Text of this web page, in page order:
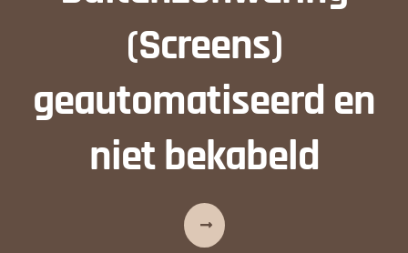
(Screens)
geautomatiseerd en
niet bekabeld